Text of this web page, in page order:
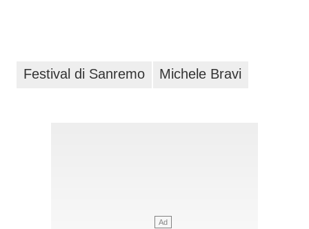
Festival di Sanremo Michele Bravi